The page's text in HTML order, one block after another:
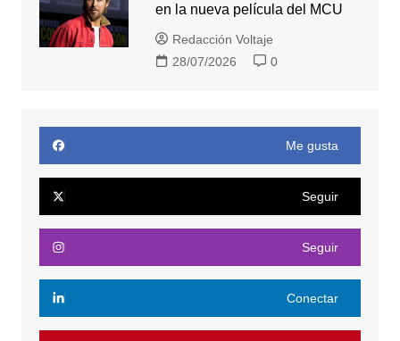
en la nueva película del MCU
Redacción Voltaje
28/07/2026
0
Me gusta
Seguir
Seguir
Conectar